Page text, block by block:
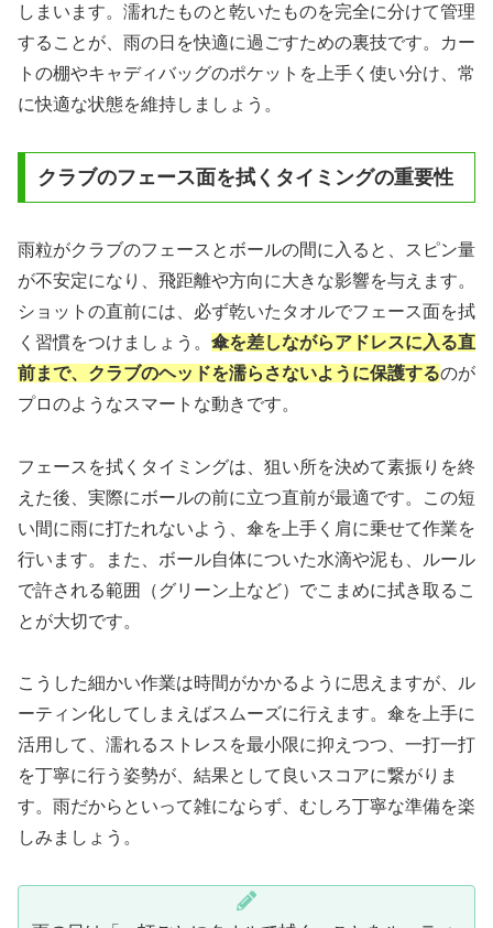
しまいます。濡れたものと乾いたものを完全に分けて管理
することが、雨の日を快適に過ごすための裏技です。カー
トの棚やキャディバッグのポケットを上手く使い分け、常
に快適な状態を維持しましょう。
クラブのフェース面を拭くタイミングの重要性
雨粒がクラブのフェースとボールの間に入ると、スピン量
が不安定になり、飛距離や方向に大きな影響を与えます。
ショットの直前には、必ず乾いたタオルでフェース面を拭
く習慣をつけましょう。 傘を差しながらアドレスに入る直
前まで、クラブのヘッドを濡らさないように保護するのが
プロのようなスマートな動きです。
フェースを拭くタイミングは、狙い所を決めて素振りを終
えた後、実際にボールの前に立つ直前が最適です。この短
い間に雨に打たれないよう、傘を上手く肩に乗せて作業を
行います。また、ボール自体についた水滴や泥も、ルール
で許される範囲（グリーン上など）でこまめに拭き取るこ
とが大切です。
こうした細かい作業は時間がかかるように思えますが、ル
ーティン化してしまえばスムーズに行えます。傘を上手に
活用して、濡れるストレスを最小限に抑えつつ、一打一打
を丁寧に行う姿勢が、結果として良いスコアに繋がりま
す。雨だからといって雑にならず、むしろ丁寧な準備を楽
しみましょう。